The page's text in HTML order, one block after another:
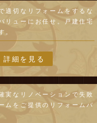
適切なリフォームをするな
リューにお任せ。戸建住宅
。
詳細を見る
実なリノベーションで失敗
ムをご提供のリフォームバ